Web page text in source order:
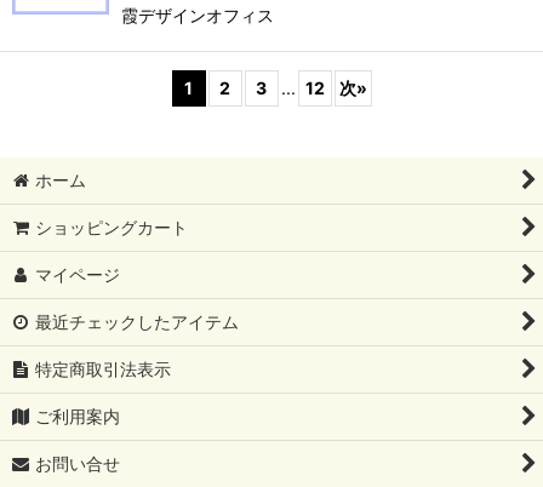
霞デザインオフィス
1 2 3 ... 12 次»
ホーム
ショッピングカート
マイページ
最近チェックしたアイテム
特定商取引法表示
ご利用案内
お問い合せ